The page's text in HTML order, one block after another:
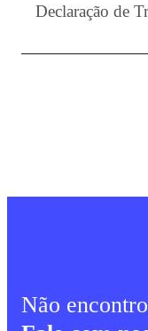
Declaração de
Não